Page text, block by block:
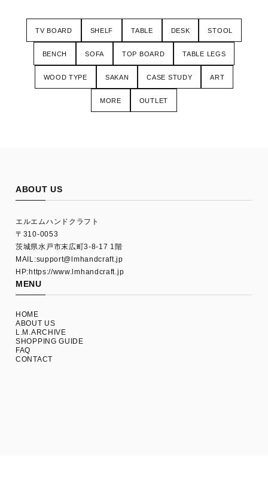
TV BOARD SHELF TABLE DESK STOOL
BENCH SOFA TOP BOARD TABLE LEGS
WOOD TYPE SAKAN CASE STUDY ART
MORE OUTLET
ABOUT US
エルエムハンドクラフト
〒310-0053
茨城県水戸市末広町3-8-17 1階
MAIL:support@lmhandcraft.jp
HP:https://www.lmhandcraft.jp
MENU
HOME
ABOUT US
L.M.ARCHIVE
SHOPPING GUIDE
FAQ
CONTACT